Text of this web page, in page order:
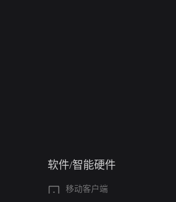
软件/智能硬件
移动客户端